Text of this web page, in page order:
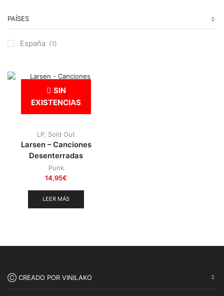
Heavy Metal(91)
Otros (38)
Punk (146)
(22)
PAÍSES
España (1)
SIN
EXISTENCIAS
LP, Sold Out
Larsen – Canciones
Desenterradas
Punk
14,95€
LEER MÁS
Ⓒ CREADO POR VINILAKO